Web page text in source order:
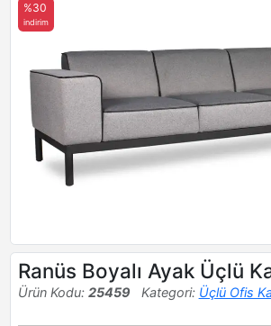
%30
indirim
Ranüs Boyalı Ayak Üçlü
Ürün Kodu: 25459 Kategori: Üçlü Ofis